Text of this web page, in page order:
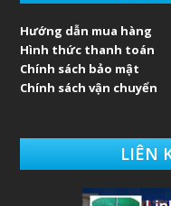
Hướng dẫn mua hàng
Hình thức thanh toán
Chính sách bảo mật
Chính sách vận chuyển
LIÊN